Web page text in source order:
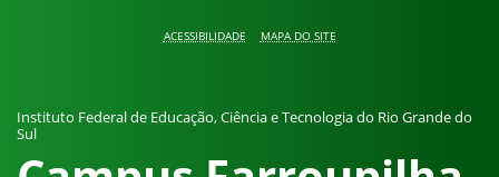
ACESSIBILIDADE MAPA DO SITE
Instituto Federal de Educação, Ciência e Tecnologia do Rio Grande do
Sul